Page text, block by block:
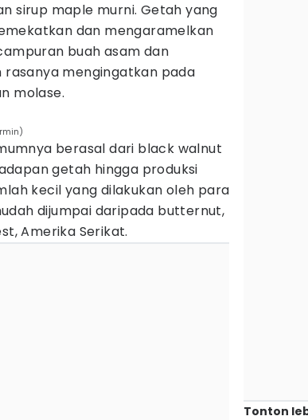
sirup maple murni. Getah yang
dan mengaramelkan
buah asam dan
rasanya mengingatkan pada
molase.
berasal dari black walnut
getah hingga produksi
kecil yang dilakukan oleh para
dijumpai daripada butternut,
Amerika Serikat.
Tonton